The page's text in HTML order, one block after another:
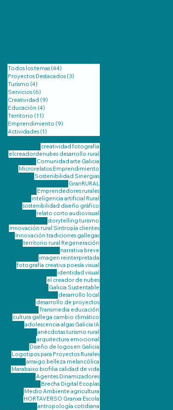
Todos los temas (44)
Proyectos Destacados (3)
Turismo (4)
Servicios (6)
Creatividad (9)
Educación (4)
Territorio (11)
Emprendimiento (9)
Actividades (1)
creatividad fotografía
elcreadordenubes desarrollo rural
Comunidad arte Galicia
Microrelatos Emprendimiento
Sostenibilidad Sinergias
GranRURAL
Emprendedores rurales
inteligencia artificial Rural
sostenibilidad diseño gráfico
relato corto audiovisual
storytelling turismo
innovación rural Sintropía clientes
Innovación tradiciones gallegas
territorio rural Regeneración
narrativa breve
imagen reinterpretada
fotografía creativa poesía visual
identidad visual
el creador de nubes
Galicia Sustentable
desarrollo local
desarrollo de proyectos
Transmedia educación
cultura gallega cambio climático
adolescencia algas Galicia IA
anécdotas turismo rural
arquitectura emocional
Diseño de logos en Galicia
Logotipos para Proyectos Rurales
arraigo belleza melancólica
Marabaixo biofilia calidad de vida
Agentes Dinamizadores
Brecha Digital Ecoplas
Medio Ambiente agricultura
HORTAVERSO Granxa Escola
antropología cotidiana